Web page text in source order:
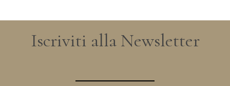
Iscriviti alla Newsletter